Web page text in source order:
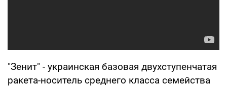
"Зенит" - украинская базовая двухступенчатая
ракета-носитель среднего класса семейства